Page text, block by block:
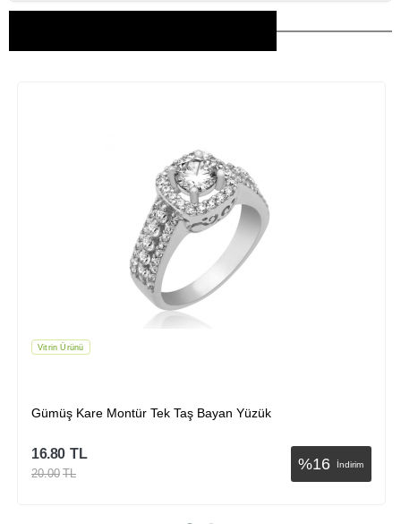
Vitrin Ürünü
Gümüş Kare Montür Tek Taş Bayan Yüzük
%16 İndirim
16.80 TL
20.00 TL